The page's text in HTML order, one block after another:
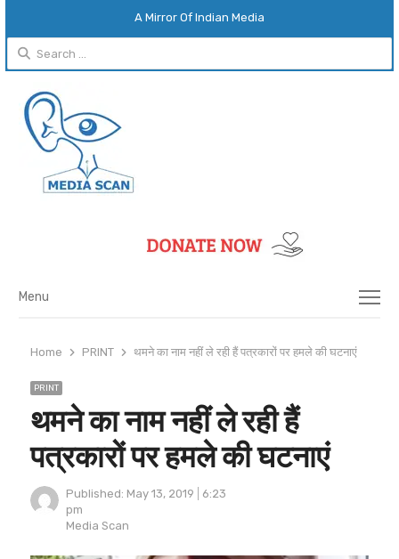
A Mirror Of Indian Media
Search
for:
Menu
Menu
Home PRINT थमने का नाम नहीं ले रही हैं पत्रकारों पर हमले की घटनाएं
PRINT
थमने का नाम नहीं ले रही हैं
पत्रकारों पर हमले की घटनाएं
Published: May 13, 2019
6:23
pm
Author
Media Scan